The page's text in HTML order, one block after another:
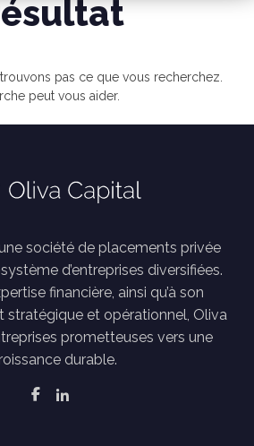
pas ce que vous recherchez.
peut vous aider.
société de placements privée
d’entreprises diversifiées.
financière, ainsi qu’à son
stratégique et opérationnel, Oliva
prometteuses vers une
durable.